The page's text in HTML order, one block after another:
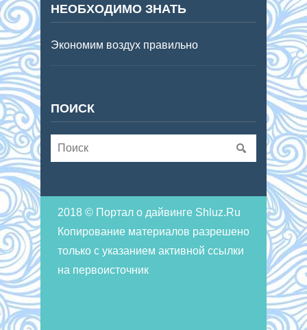
НЕОБХОДИМО ЗНАТЬ
Экономим воздух правильно
ПОИСК
2018 © Портал о дайвинге Shluz.Ru
Копирование материалов разрешено
только с указанием активной ссылки
на первоисточник